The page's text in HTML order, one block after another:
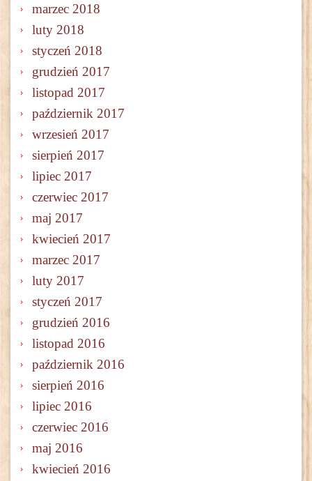
marzec 2018
luty 2018
styczeń 2018
grudzień 2017
listopad 2017
październik 2017
wrzesień 2017
sierpień 2017
lipiec 2017
czerwiec 2017
maj 2017
kwiecień 2017
marzec 2017
luty 2017
styczeń 2017
grudzień 2016
listopad 2016
październik 2016
sierpień 2016
lipiec 2016
czerwiec 2016
maj 2016
kwiecień 2016